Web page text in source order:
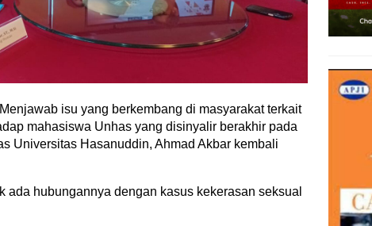
isu yang berkembang di masyarakat terkait
mahasiswa Unhas yang disinyalir berakhir pada
Universitas Hasanuddin, Ahmad Akbar kembali
ada hubungannya dengan kasus kekerasan seksual